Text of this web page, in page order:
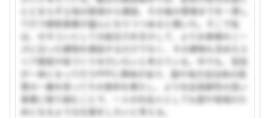
とどまらず土地の取得から建設、その後の管理までを一貫し
て行う開発事業が盛んになりつつあると聞いた。そこで私
は、ゼネコンとしての総合力を生かして、よりお客様のニー
ズに沿った建物を建設するだけでなく、その建物も含めたエ
リア開発や街づくりを行いたいと考えている。中でも、官民
が一体となって行うPPPに興味があり、国や地方自治体の政
策の一翼を担ってその使命を果たし、より社会貢献性の高い
事業に取り組むことで、一人の社会人としても国や地域のた
めになるような仕事をしたいと考える。